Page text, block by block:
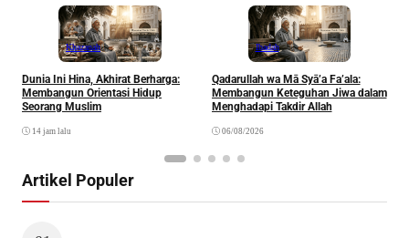
Khazanah
Dunia Ini Hina, Akhirat Berharga:
Membangun Orientasi Hidup
Seorang Muslim
14 jam lalu
Ibadah
Qadarullah wa Mā Syā’a Fa’ala:
Membangun Keteguhan Jiwa dalam
Menghadapi Takdir Allah
06/08/2026
Artikel Populer